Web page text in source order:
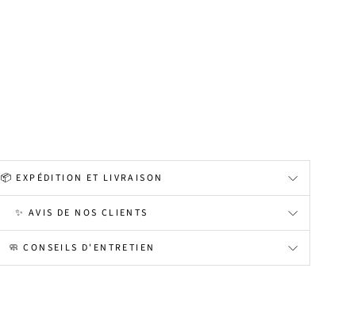
📦 EXPÉDITION ET LIVRAISON
✨ AVIS DE NOS CLIENTS
🧼 CONSEILS D'ENTRETIEN